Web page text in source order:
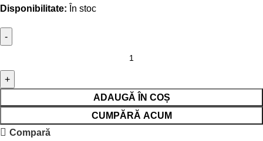
Disponibilitate: În stoc
ADAUGĂ ÎN COȘ
CUMPĂRĂ ACUM
Compară